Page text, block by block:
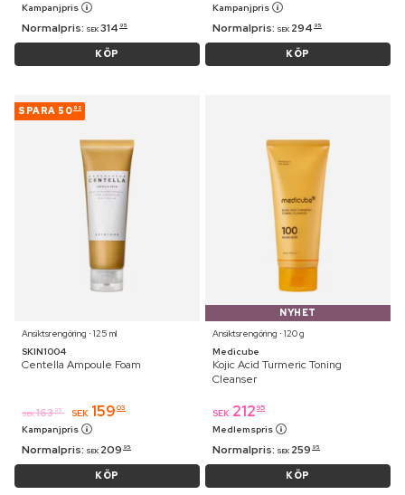
Kampanjpris
Normalpris: SEK 314 95
KÖP
Kampanjpris
Normalpris: SEK 294 95
KÖP
SPARA 50 92
Ansiktsrengöring ⋅ 125 ml
SKIN1004
Centella Ampoule Foam
SEK 163 95 SEK 159 03
Kampanjpris
Normalpris: SEK 209 95
KÖP
NYHET
Ansiktsrengöring ⋅ 120 g
Medicube
Kojic Acid Turmeric Toning
Cleanser
SEK 212 95
Medlemspris
Normalpris: SEK 259 95
KÖP